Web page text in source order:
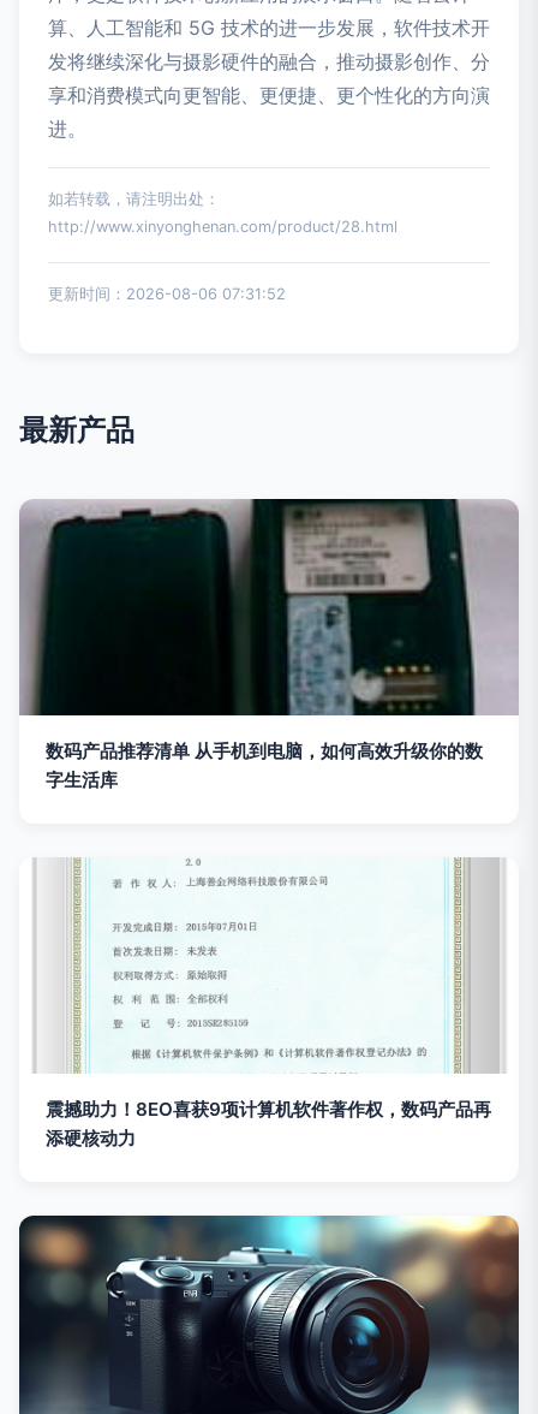
算、人工智能和 5G 技术的进一步发展，软件技术开
发将继续深化与摄影硬件的融合，推动摄影创作、分
享和消费模式向更智能、更便捷、更个性化的方向演
进。
如若转载，请注明出处：
http://www.xinyonghenan.com/product/28.html
更新时间：2026-08-06 07:31:52
最新产品
数码产品推荐清单 从手机到电脑，如何高效升级你的数
字生活库
震撼助力！8EO喜获9项计算机软件著作权，数码产品再
添硬核动力